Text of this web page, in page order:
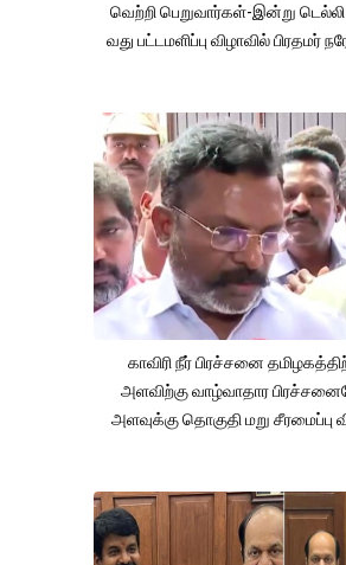
வெற்றி பெறுவார்கள்-இன்று டெல்லி
வது பட்டமளிப்பு விழாவில் பிரதமர்
காவிரி நீர் பிரச்சனை
அளவிற்கு வாழ்வாதார
அளவுக்கு தொகுதி மறு சீரமைப்பு